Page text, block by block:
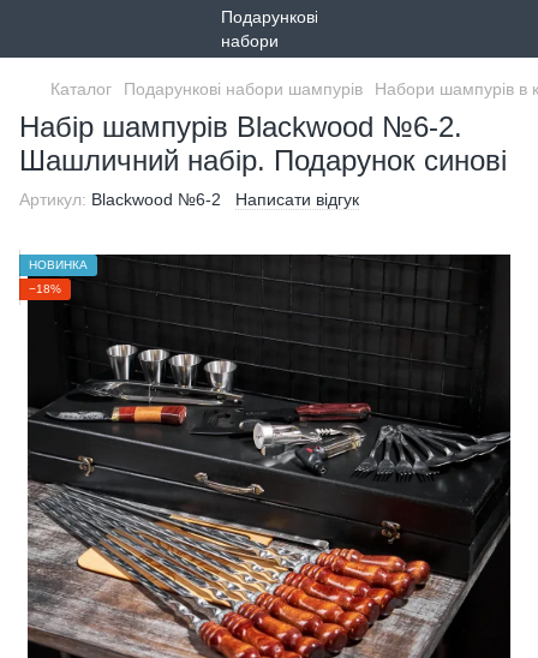
Каталог Подарункові набори шампурів Набори шампурів в
Набір шампурів Blackwood №6-2.
Шашличний набір. Подарунок синові
Артикул: Blackwood №6-2 Написати відгук
НОВИНКА
−18%